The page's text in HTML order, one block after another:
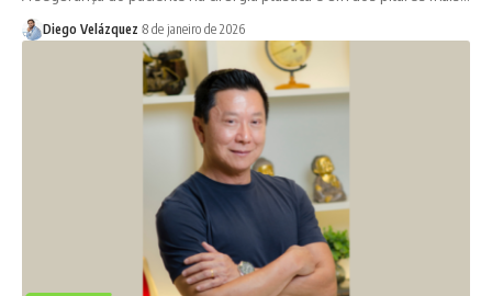
Diego Velázquez 8 de janeiro de 2026